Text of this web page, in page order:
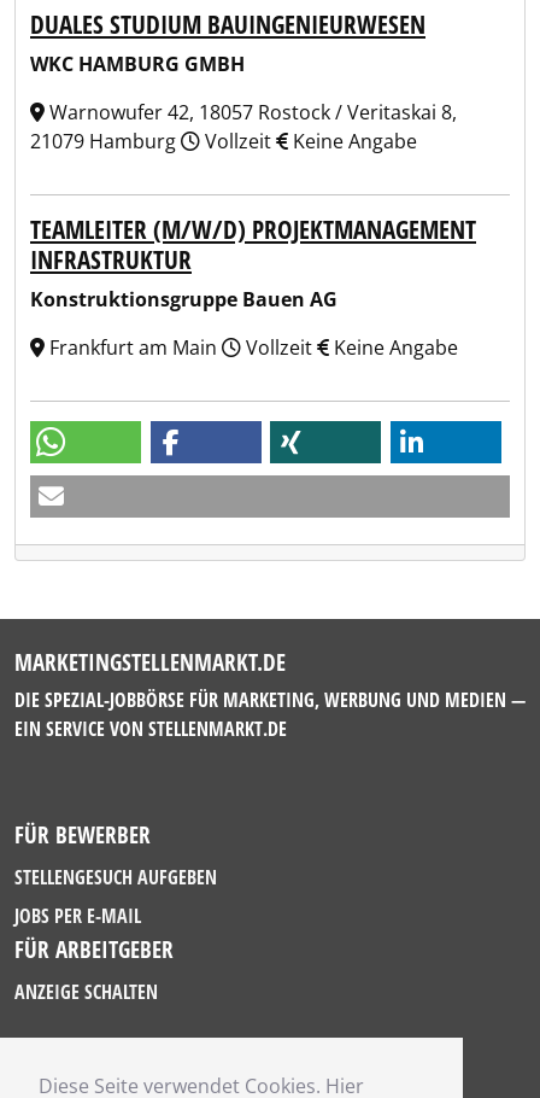
Diese Seite verwendet Cookies. Hier
DUALES STUDIUM BAUINGENIEURWESEN
WKC HAMBURG GMBH
Warnowufer 42, 18057 Rostock / Veritaskai 8,
21079 Hamburg
Vollzeit Keine Angabe
TEAMLEITER (M/W/D) PROJEKTMANAGEMENT
INFRASTRUKTUR
Konstruktionsgruppe Bauen AG
Frankfurt am Main
Vollzeit Keine Angabe
MARKETINGSTELLENMARKT.DE
DIE SPEZIAL-JOBBÖRSE FÜR MARKETING, WERBUNG UND MEDIEN —
EIN SERVICE VON STELLENMARKT.DE
FÜR BEWERBER
STELLENGESUCH AUFGEBEN
JOBS PER E-MAIL
FÜR ARBEITGEBER
ANZEIGE SCHALTEN
IMPRESSUM